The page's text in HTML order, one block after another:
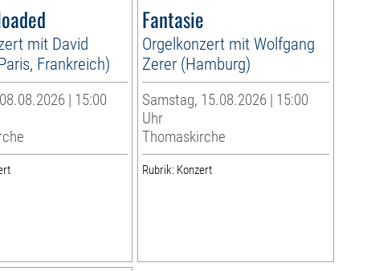
mit David
Frankreich)
| 15:00
Fantasie
Orgelkonzert mit Wolfgang
Zerer (Hamburg)
Samstag, 15.08.2026 | 15:00
Uhr
Thomaskirche
Rubrik: Konzert